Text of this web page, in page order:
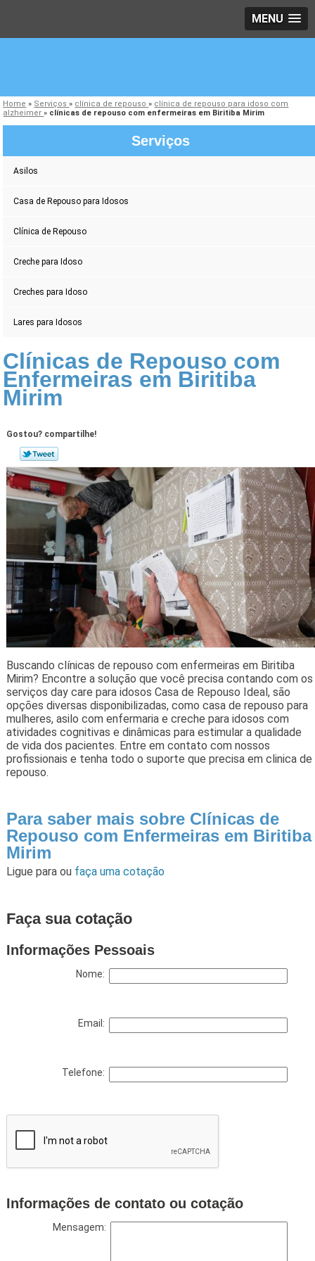
MENU
Home » Serviços» clínica de repouso» clínica de repouso para idoso com
alzheimer» clínicas de repouso com enfermeiras em Biritiba Mirim
Serviços
Asilos
Casa de Repouso para Idosos
Clínica de Repouso
Creche para Idoso
Creches para Idoso
Lares para Idosos
Clínicas de Repouso com
Enfermeiras em Biritiba
Mirim
Gostou? compartilhe!
Buscando clínicas de repouso com enfermeiras em Biritiba
Mirim? Encontre a solução que você precisa contando com os
serviços day care para idosos Casa de Repouso Ideal, são
opções diversas disponibilizadas, como casa de repouso para
mulheres, asilo com enfermaria e creche para idosos com
atividades cognitivas e dinâmicas para estimular a qualidade
de vida dos pacientes. Entre em contato com nossos
profissionais e tenha todo o suporte que precisa em clinica de
repouso.
Para saber mais sobre Clínicas de
Repouso com Enfermeiras em Biritiba
Mirim
Ligue para ou faça uma cotação
Faça sua cotação
Informações Pessoais
Nome:
Email:
Telefone:
Informações de contato ou cotação
Mensagem: